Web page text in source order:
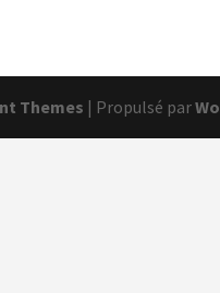
Themes | Propulsé par